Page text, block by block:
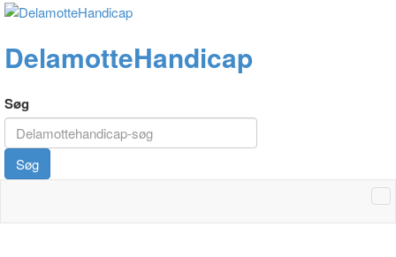
DelamotteHandicap
Søg
Søg